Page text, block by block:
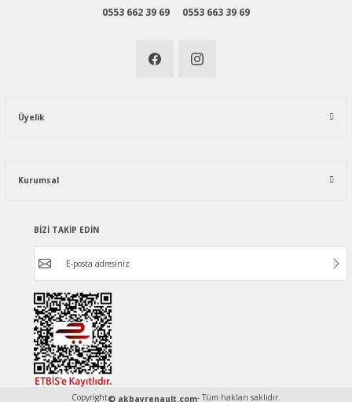
0553 662 39 69 0553 663 39 69
Üyelik
Kurumsal
BİZİ TAKİP EDİN
Copyright© akbayrenault.com- Tüm hakları saklıdır.